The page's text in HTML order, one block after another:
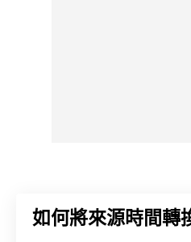
如何將來源時間轉